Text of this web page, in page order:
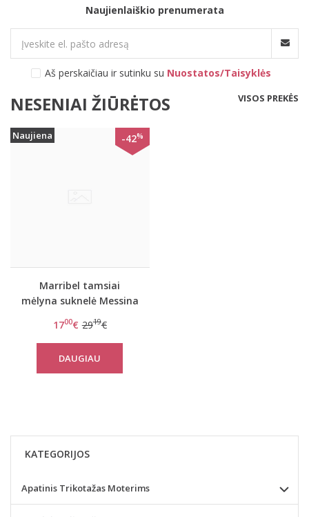
Naujienlaiškio prenumerata
Aš perskaičiau ir sutinku su Nuostatos/Taisyklės
NESENIAI ŽIŪRĖTOS VISOS PREKĖS
Naujiena -42%
Marribel tamsiai
mėlyna suknelė Messina
1700€ 2919€
DAUGIAU
KATEGORIJOS
Apatinis Trikotažas Moterims